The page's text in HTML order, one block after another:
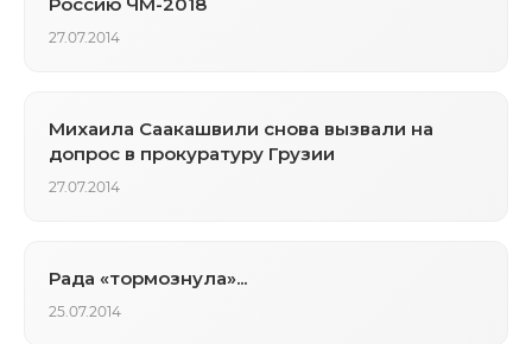
27.07.2014
Михаила Саакашвили снова вызвали на
допрос в прокуратуру Грузии
27.07.2014
Рада «тормознула»...
25.07.2014